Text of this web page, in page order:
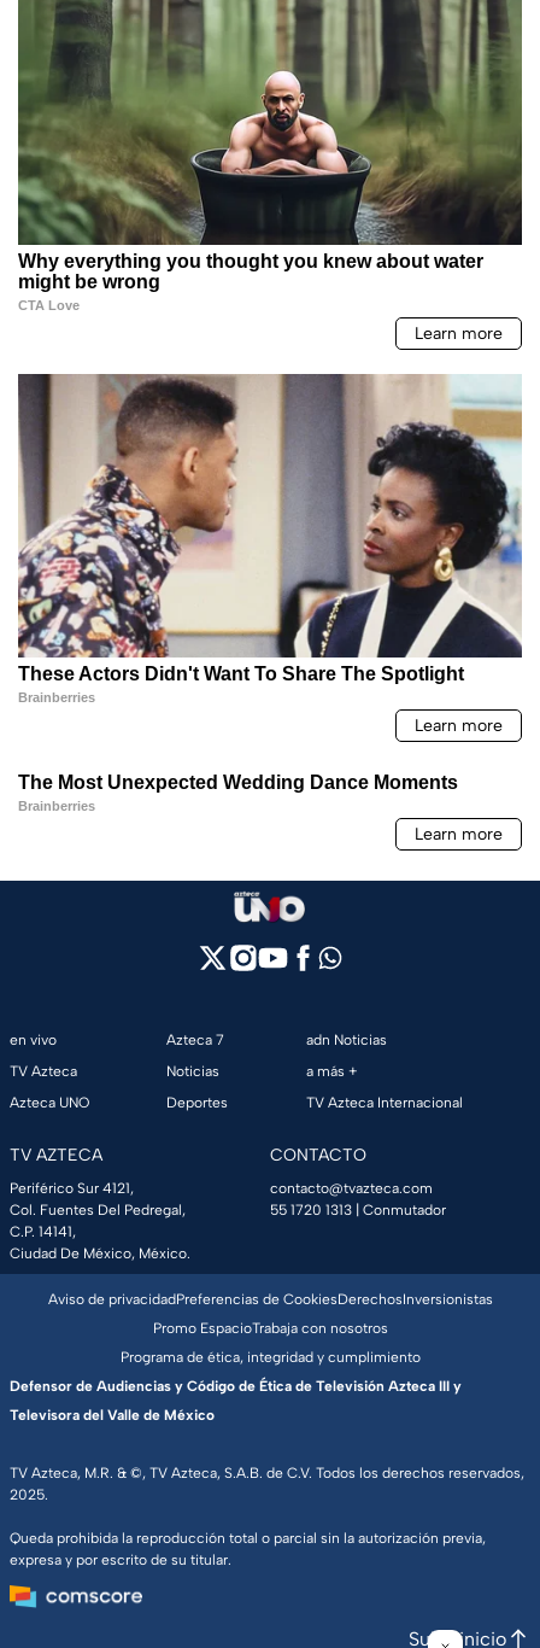
en vivo
TV Azteca
Azteca UNO
Azteca 7
Noticias
Deportes
adn Noticias
a más +
TV Azteca Internacional
TV AZTECA
Periférico Sur 4121,
Col. Fuentes Del Pedregal,
C.P. 14141,
Ciudad De México, México.
CONTACTO
contacto@tvazteca.com
55 1720 1313 | Conmutador
TV Azteca, M.R. & ©, TV Azteca, S.A.B. de C.V. Todos los derechos reservados,
2025.
Queda prohibida la reproducción total o parcial sin la autorización previa,
expresa y por escrito de su titular.
Aviso de privacidadPreferencias de CookiesDerechosInversionistas
Promo EspacioTrabaja con nosotros
Programa de ética, integridad y cumplimiento
Defensor de Audiencias y Código de Ética de Televisión Azteca III y
Televisora del Valle de México
Subir inicio